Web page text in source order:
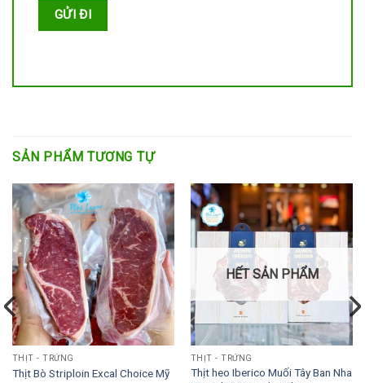
SẢN PHẨM TƯƠNG TỰ
THỊT - TRỨNG
Thịt Bò Striploin Excal Choice Mỹ
HẾT SẢN PHẨM
THỊT - TRỨNG
Thịt heo Iberico Muối Tây Ban Nha